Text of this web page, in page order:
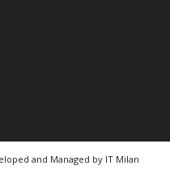
and Managed by IT Milan